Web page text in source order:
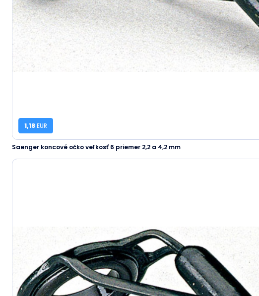
1,18EUR
Saenger koncové očko veľkosť 6 priemer 2,2 a 4,2 mm